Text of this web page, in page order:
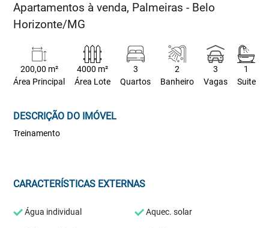
Apartamentos à venda, Palmeiras - Belo
Horizonte/MG
200,00 m²
Área Principal
4000 m²
Área Lote
3
Quartos
2
Banheiro
3
Vagas
1
Suite
DESCRIÇÃO DO IMÓVEL
Treinamento
CARACTERÍSTICAS EXTERNAS
Água individual Aquec. solar